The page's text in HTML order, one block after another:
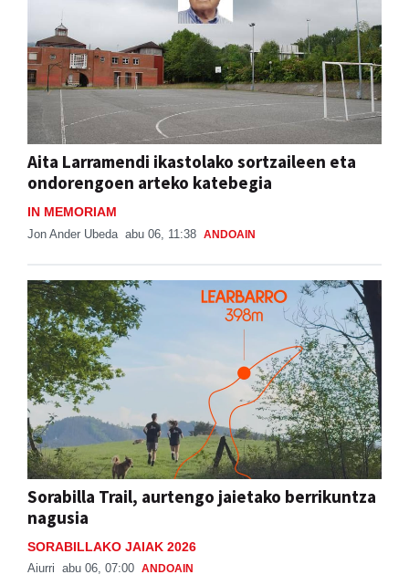
Aita Larramendi ikastolako sortzaileen eta
ondorengoen arteko katebegia
IN MEMORIAM
Jon Ander Ubeda abu 06, 11:38 ANDOAIN
Sorabilla Trail, aurtengo jaietako berrikuntza
nagusia
SORABILLAKO JAIAK 2026
Aiurri abu 06, 07:00 ANDOAIN